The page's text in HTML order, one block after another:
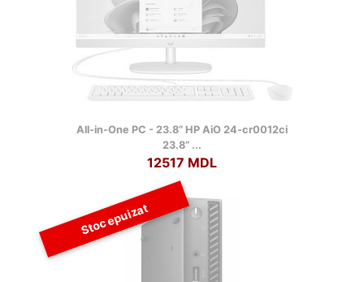
All-in-One PC - 23.8” HP AiO 24-cr0012ci
23.8” ...
12517 MDL
Stoc epuizat